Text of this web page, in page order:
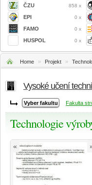
ČZU 858 x
EPI 0 x
FAMO 0 x
HUSPOL 0 x
Home » Projekt »
Vysoké učení
Fakulta
Technologie
«